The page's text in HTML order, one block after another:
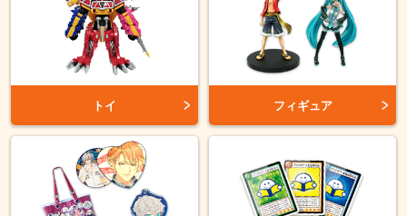
トイ フィギュア